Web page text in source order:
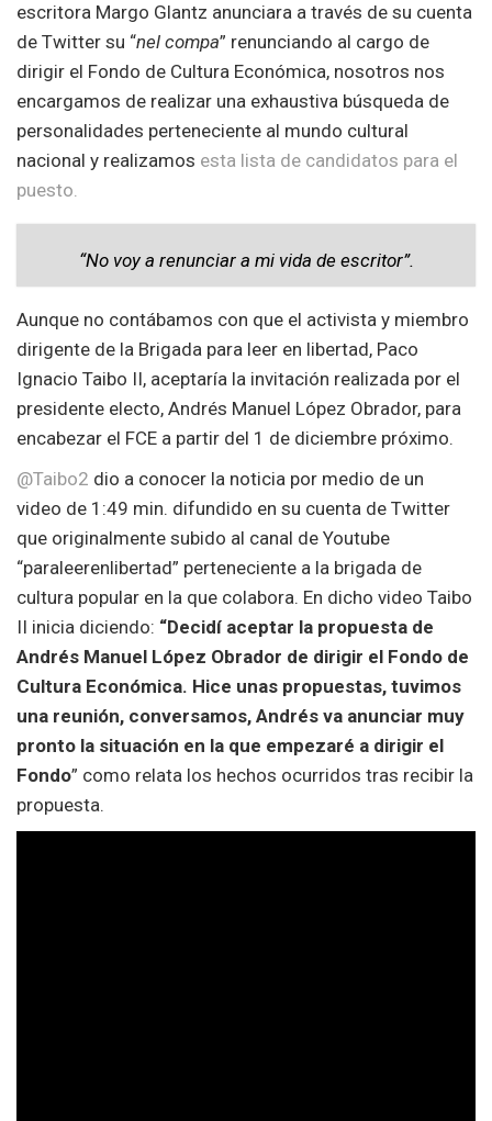
escritora Margo Glantz anunciara a través de su cuenta
de Twitter su “nel compa” renunciando al cargo de
dirigir el Fondo de Cultura Económica, nosotros nos
encargamos de realizar una exhaustiva búsqueda de
personalidades perteneciente al mundo cultural
nacional y realizamos esta lista de candidatos para el
puesto.
“No voy a renunciar a mi vida de escritor”.
Aunque no contábamos con que el activista y miembro
dirigente de la Brigada para leer en libertad, Paco
Ignacio Taibo II, aceptaría la invitación realizada por el
presidente electo, Andrés Manuel López Obrador, para
encabezar el FCE a partir del 1 de diciembre próximo.
@Taibo2 dio a conocer la noticia por medio de un
video de 1:49 min. difundido en su cuenta de Twitter
que originalmente subido al canal de Youtube
“paraleerenlibertad” perteneciente a la brigada de
cultura popular en la que colabora. En dicho video Taibo
II inicia diciendo: “Decidí aceptar la propuesta de
Andrés Manuel López Obrador de dirigir el Fondo de
Cultura Económica. Hice unas propuestas, tuvimos
una reunión, conversamos, Andrés va anunciar muy
pronto la situación en la que empezaré a dirigir el
Fondo” como relata los hechos ocurridos tras recibir la
propuesta.